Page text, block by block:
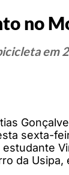
no
em
sexta-
da Usipa,